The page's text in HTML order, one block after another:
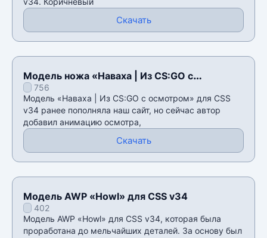
Скачать
Модель ножа «Наваха | Из CS:GO с
осмотром» для CSS v34
756
Модель «Наваха | Из CS:GO с осмотром» для CSS
v34 ранее пополняла наш сайт, но сейчас автор
добавил анимацию осмотра,
Скачать
Модель AWP «Howl» для CSS v34
402
Модель AWP «Howl» для CSS v34, которая была
проработана до мельчайших деталей. За основу был